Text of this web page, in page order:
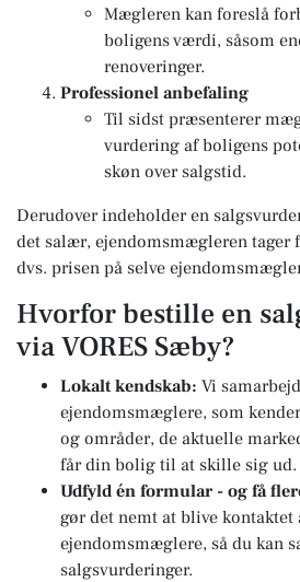
Mægleren kan foreslå
boligens værdi, såsom
renoveringer.
Professionel anbefaling
Til sidst præsenterer
vurdering af boligens
skøn over salgstid.
Derudover indeholder en
det salær, ejendomsmægleren tager
dvs. prisen på selve
Hvorfor bestille en
via VORES Sæby?
Lokalt kendskab: Vi
ejendomsmæglere, som
og områder, de aktuelle
får din bolig til at skille sig ud.
Udfyld én formular - og få
gør det nemt at blive kontaktet
ejendomsmæglere, så du kan
salgsvurderinger.